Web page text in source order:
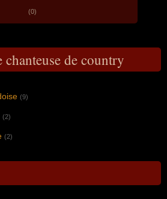
(0)
chanteuse de country
(9)
(2)
(2)